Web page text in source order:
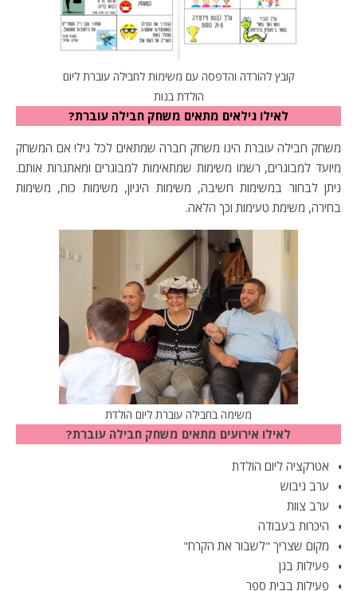
קובץ להורדה והדפסה עם משימות לחבילה עוברת ליום
הולדת בנות
לאילו גילאים מתאים משחק חבילה עוברת?
משחק חבילה עוברת הינו משחק חברה שמתאים לכל גיל! אם המשחק
מיועד למבוגרים, רשמו משימות שמתאימות למבוגרים ומאתגרות אותם.
ניתן לבחור במשימות חשיבה, משימות היגיון, משימות כוח, משימות
בחירה, משימת טעימות וכך הלאה.
משימה בחבילה עוברת ליום הולדת
לאילו אירועים מתאים משחק חבילה עוברת?
אטרקציה ליום הולדת
ערב גיבוש
ערב צוות
היכרות בעבודה
מקום שצריך "לשבור את הקרח"
פעילות בגן
פעילות בבית ספר